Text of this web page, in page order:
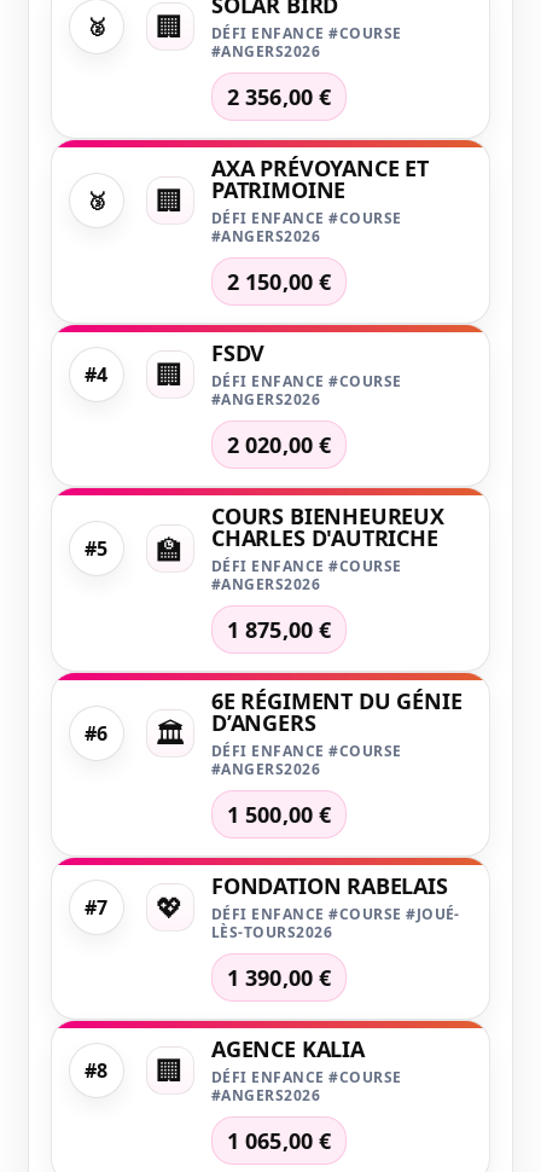
🥈 🏢
DÉFI ENFANCE #COURSE
#ANGERS2026
2 356,00 €
🥉 🏢
AXA PRÉVOYANCE ET
PATRIMOINE
DÉFI ENFANCE #COURSE
#ANGERS2026
2 150,00 €
#4 🏢
FSDV
DÉFI ENFANCE #COURSE
#ANGERS2026
2 020,00 €
#5 🏫
COURS BIENHEUREUX
CHARLES D'AUTRICHE
DÉFI ENFANCE #COURSE
#ANGERS2026
1 875,00 €
#6 🏛️
6E RÉGIMENT DU GÉNIE
D’ANGERS
DÉFI ENFANCE #COURSE
#ANGERS2026
1 500,00 €
#7 💖
FONDATION RABELAIS
DÉFI ENFANCE #COURSE #JOUÉ-
LÈS-TOURS2026
1 390,00 €
#8 🏢
AGENCE KALIA
DÉFI ENFANCE #COURSE
#ANGERS2026
1 065,00 €